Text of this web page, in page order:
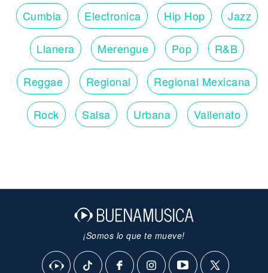
Cumbia Electronica Hip Hop Jazz
Llanera Merengue Pop R&B
Reggae Regional Regional Mexicana
Rock Salsa Urbana Vallenato
¡Somos lo que te mueve!